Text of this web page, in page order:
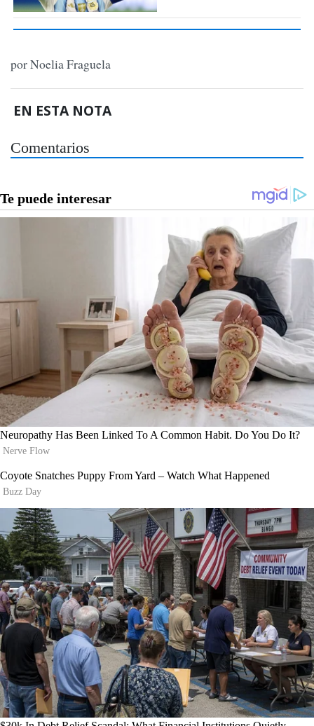
por Noelia Fraguela
EN ESTA NOTA
Comentarios